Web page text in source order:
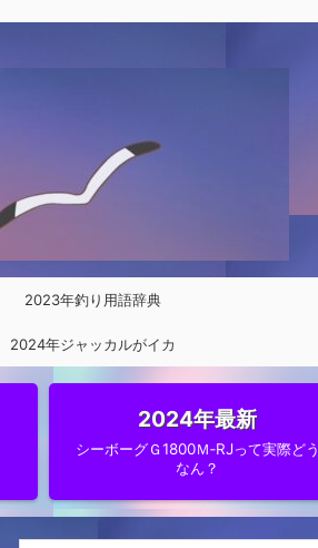
2023年釣り用語辞典
2024年ジャッカルがイカ
メタルに参入
2024年最新
シーボーグＧ1800Ｍ‐RJって実際どう
なん？